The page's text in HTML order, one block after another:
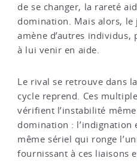
de se changer, la rareté
domination. Mais alors, le
amène d’autres
à lui venir en aide.
Le rival se retrouve dans
cycle reprend. Ces
vérifient l’instabilité
domination : l’indignation
même sériel qui ronge
fournissant à ces liaisons